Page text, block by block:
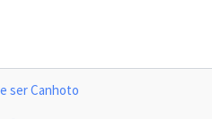
ser Canhoto